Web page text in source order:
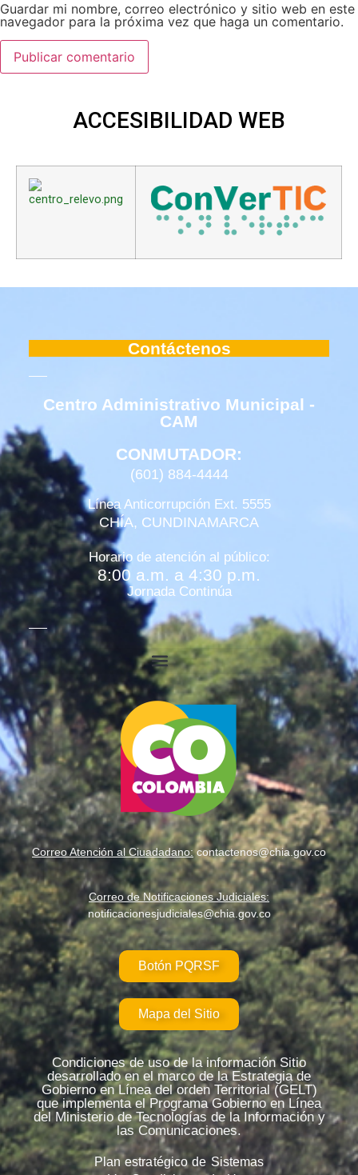
Guardar mi nombre, correo electrónico y sitio web en este
navegador para la próxima vez que haga un comentario.
ACCESIBILIDAD WEB
Contáctenos
Centro Administrativo Municipal -
CAM
CONMUTADOR:
(601) 884-4444
Línea Anticorrupción Ext. 5555
CHÍA, CUNDINAMARCA
Horario de atención al público:
8:00 a.m. a 4:30 p.m.
Jornada Continúa
Correo Atención al Ciuadadano:contactenos@chia.gov.co
Correo de Notificaciones Judiciales:
notificacionesjudiciales@chia.gov.co
Botón PQRSF
Mapa del Sitio
Condiciones de uso de la información Sitio
desarrollado en el marco de la Estrategia de
Gobierno en Línea del orden Territorial (GELT)
que implementa el Programa Gobierno en Línea
del Ministerio de Tecnologías de la Información y
las Comunicaciones.
Plan estratégico de Sistemas